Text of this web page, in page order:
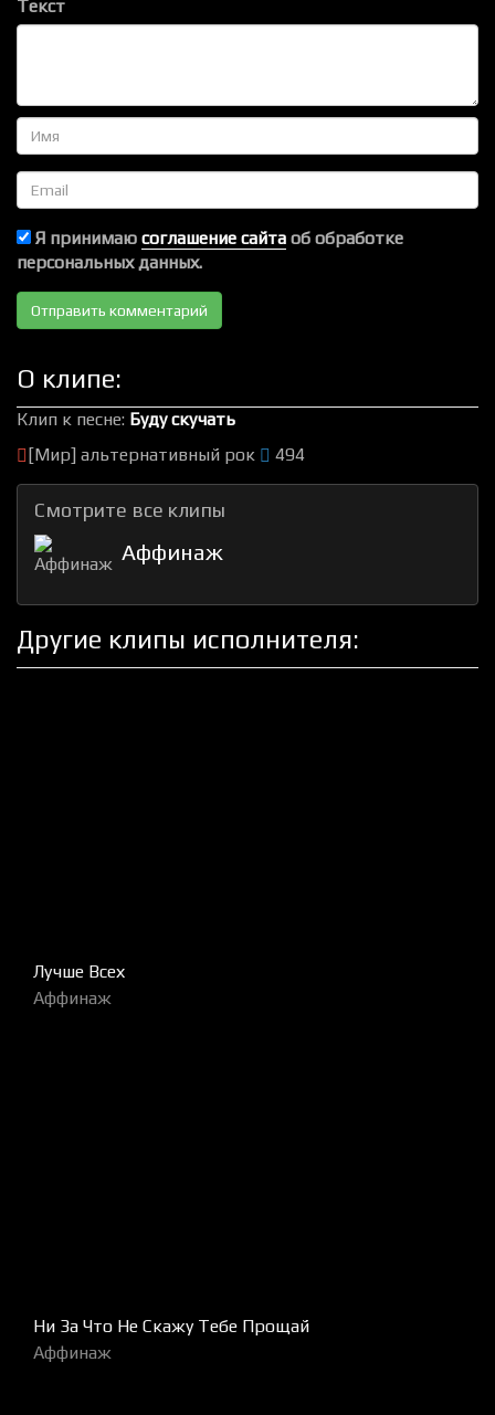
Текст
Имя
Email
Я принимаю соглашение сайта об обработке
персональных данных.
О клипе:
Клип к песне: Буду скучать
[Мир] альтернативный рок
494
Смотрите все клипы
Аффинаж
Другие клипы исполнителя:
Лучше Всех
Аффинаж
Ни За Что Не Скажу Тебе Прощай
Аффинаж